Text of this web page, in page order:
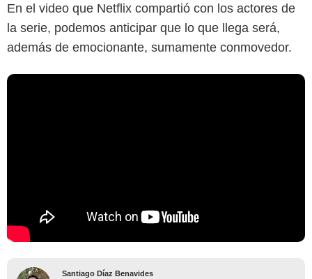
En el video que Netflix compartió con los actores de
la serie, podemos anticipar que lo que llega será,
además de emocionante, sumamente conmovedor.
Santiago Díaz Benavides